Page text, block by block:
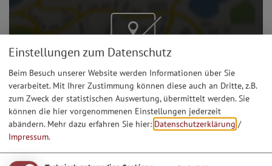
Inhalte laden?
Ja, immer
Info-Adresse
Einstellungen zum Datenschutz
Beim Besuch unserer Website werden Informationen über Sie
verarbeitet. Mit Ihrer Zustimmung können diese auch an Dritte, z.B.
zum Zweck der statistischen Auswertung, übermittelt werden. Sie
können die hier vorgenommenen Einstellungen jederzeit
abändern. Mehr dazu erfahren Sie hier: Datenschutzerklärung /
Impressum.